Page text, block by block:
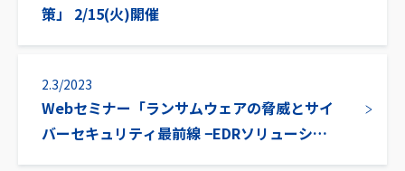
策」 2/15(火)開催
2.3/2023
Webセミナー「ランサムウェアの脅威とサイ
バーセキュリティ最前線 −EDRソリューショ